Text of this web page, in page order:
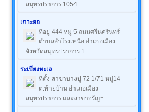
สมุทรปราการ 1054 ...
เกาะยอ
ที่อยู่ 444 หมู่ 5 ถนนศรีนครินทร์
ตำบลสำโรงเหนือ อำเภอเมือง
จังหวัดสมุทรปราการ 1 ...
ระเบียงทะเล
ที่ตั้ง สาขาบางปู 72 1/71 หมู่14
ต.ท้ายบ้าน อำเภอเมือง
สมุทรปราการ และสาขาจรัญฯ ...